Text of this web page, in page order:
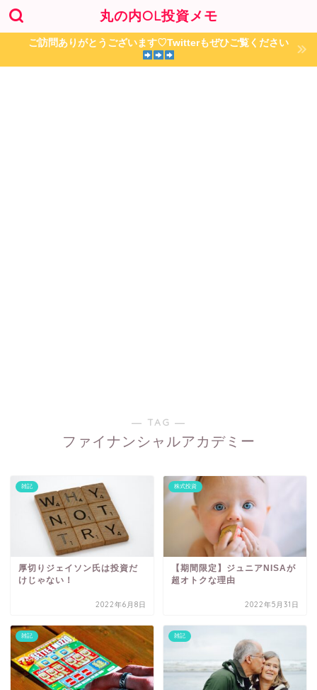
丸の内OL投資メモ
ご訪問ありがとうございます♡Twitterもぜひご覧ください
― TAG ―
ファイナンシャルアカデミー
雑記
厚切りジェイソン氏は投資だ
けじゃない！
2022年6月8日
株式投資
【期間限定】ジュニアNISAが
超オトクな理由
2022年5月31日
雑記 雑記